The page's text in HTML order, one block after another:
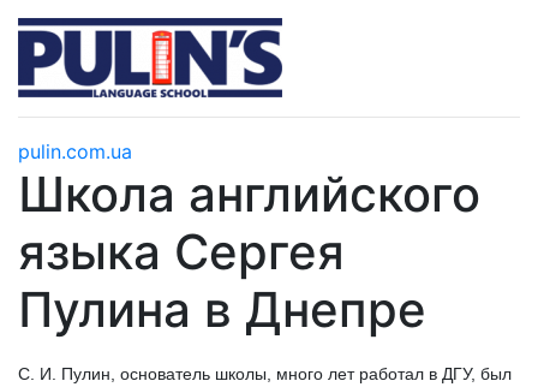
pulin.com.ua
Школа английского
языка Сергея
Пулина в Днепре
С. И. Пулин, основатель школы, много лет работал в ДГУ, был